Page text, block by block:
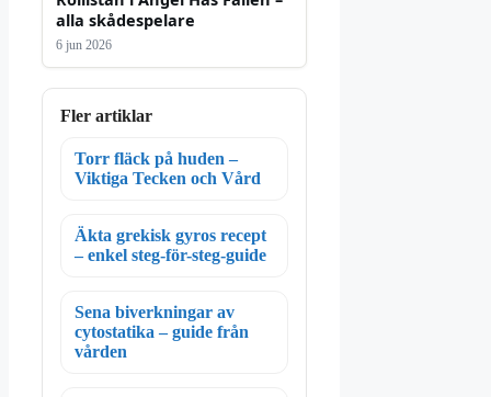
alla skådespelare
6 jun 2026
Fler artiklar
Torr fläck på huden –
Viktiga Tecken och Vård
Äkta grekisk gyros recept
– enkel steg-för-steg-guide
Sena biverkningar av
cytostatika – guide från
vården